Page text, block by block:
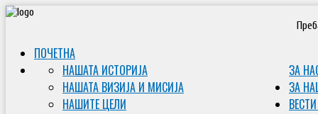
ПОЧЕТНА
ЗА
НАШАТА ИСТОРИЈА
НАШАТА ВИЗИЈА И МИСИЈА
НАШИТЕ ЦЕЛИ
ЗА